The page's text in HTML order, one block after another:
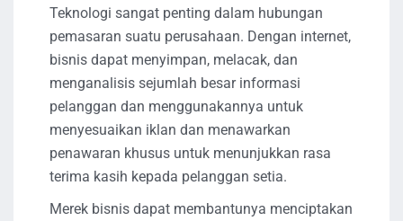
Teknologi sangat penting dalam hubungan
pemasaran suatu perusahaan. Dengan internet,
bisnis dapat menyimpan, melacak, dan
menganalisis sejumlah besar informasi
pelanggan dan menggunakannya untuk
menyesuaikan iklan dan menawarkan
penawaran khusus untuk menunjukkan rasa
terima kasih kepada pelanggan setia.
Merek bisnis dapat membantunya menciptakan